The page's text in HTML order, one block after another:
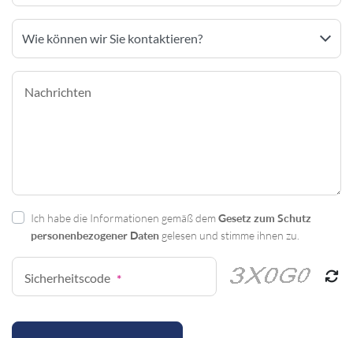
Nachrichten
Ich habe die Informationen gemäß demGesetz zum Schutz
personenbezogener Daten gelesen und stimme ihnen zu.
Sicherheitscode *